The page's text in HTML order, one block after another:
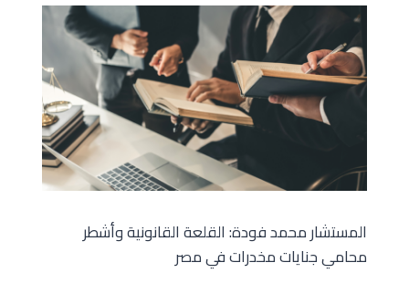
المستشار محمد فودة: القلعة القانونية وأشطر
محامي جنايات مخدرات في مصر